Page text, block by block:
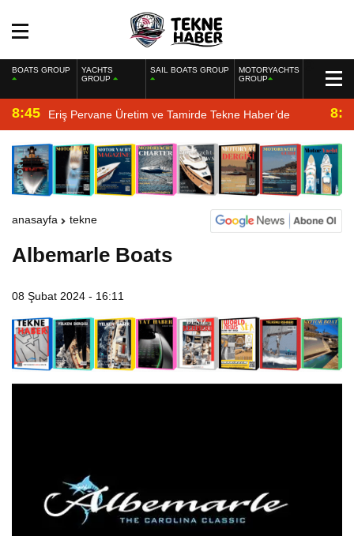
BOATS GROUP
YACHTS
GROUP
SAIL BOATS GROUP
MOTORYACHTS
GROUP
8:45 Eriş Pervane Üretim ve Tamirde Tekne Haber’de
anasayfa tekne
Albemarle Boats
08 Şubat 2024 - 16:11